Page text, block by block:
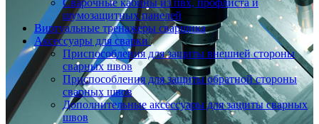
Сварочные кабины из пвх, профлиста и
шумозащитных панелей
Виртуальные тренажеры сварщика
Аксессуары для сварки
Приспособления для защиты внешней стороны
сварных швов
Приспособления для защиты обратной стороны
сварных швов
Дополнительные аксессуары для защиты сварных
швов